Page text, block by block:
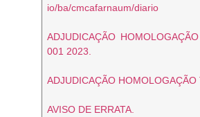
io/ba/cmcafarnaum/diario
ADJUDICAÇÃO
001 2023.
ADJUDICAÇÃO
AVISO DE ERRATA.